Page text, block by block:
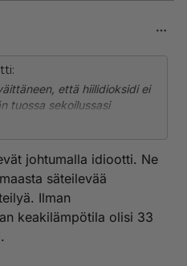
että hiilidioksidi ei
tuossa sekoilussasi
olen päinvastoin väittänyt,
sairaaloissa.
on
jatkuvasti puurot ja vellit
osaisi suomenkieltä
johtumalla idiootti. Ne
säteilevää
Ilman
keakilämpötila olisi 33